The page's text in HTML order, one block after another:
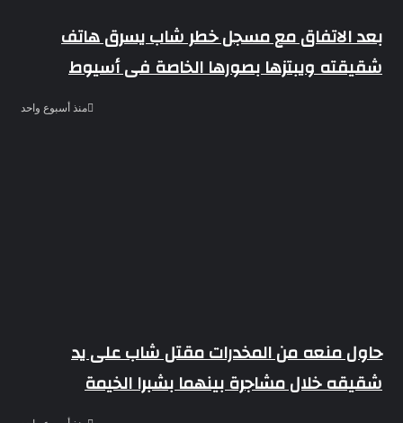
بعد الاتفاق مع مسجل خطر شاب يسرق هاتف
شقيقته ويبتزها بصورها الخاصة فى أسيوط
منذ أسبوع واحد
حاول منعه من المخدرات مقتل شاب على يد
شقيقه خلال مشاجرة بينهما بشبرا الخيمة